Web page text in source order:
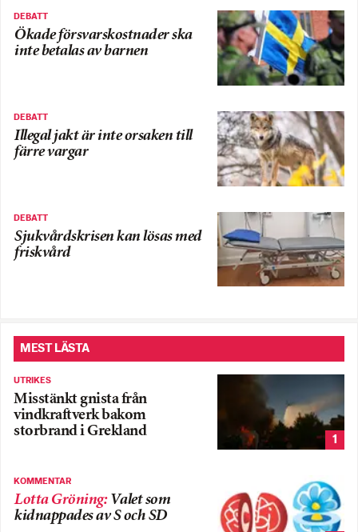
DEBATT
Ökade försvarskostnader ska
inte betalas av barnen
DEBATT
Illegal jakt är inte orsaken till
färre vargar
DEBATT
Sjukvårdskrisen kan lösas med
friskvård
MEST LÄSTA
UTRIKES
Misstänkt gnista från
vindkraftverk bakom
storbrand i Grekland
1
KOMMENTAR
Lotta Gröning: Valet som
kidnappades av S och SD